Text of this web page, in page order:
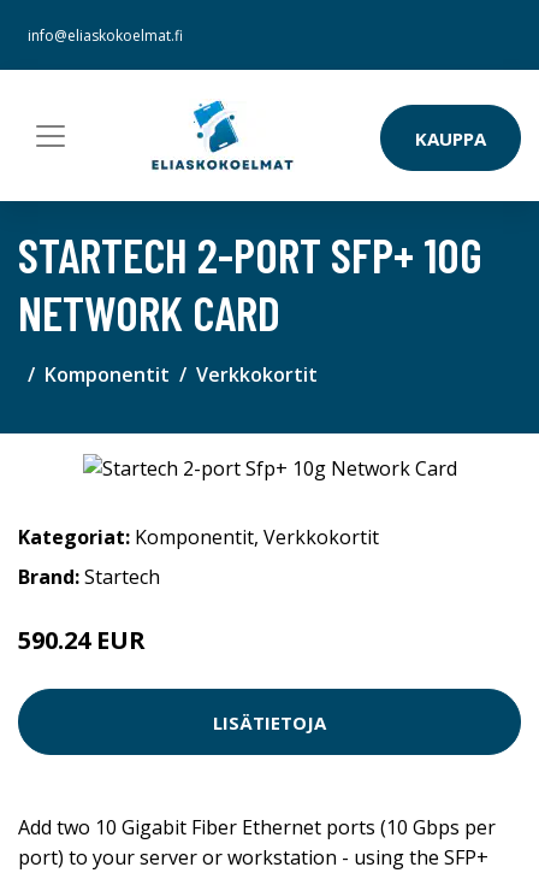
info@eliaskokoelmat.fi
KAUPPA
STARTECH 2-PORT SFP+ 10G
NETWORK CARD
Komponentit Verkkokortit
Kategoriat: Komponentit, Verkkokortit
Brand:Startech
590.24 EUR
LISÄTIETOJA
Add two 10 Gigabit Fiber Ethernet ports (10 Gbps per
port) to your server or workstation - using the SFP+